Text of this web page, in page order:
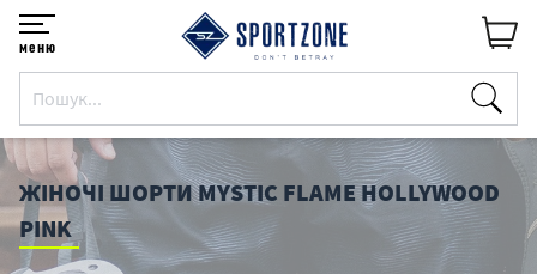
меню
ЖІНОЧІ ШОРТИ MYSTIC FLAME HOLLYWOOD
PINK